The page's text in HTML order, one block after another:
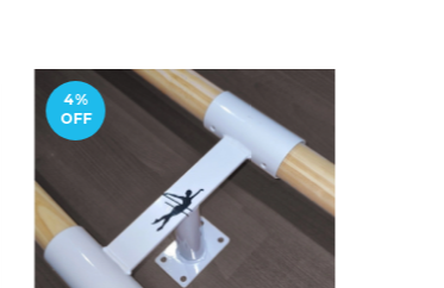
4%
OFF